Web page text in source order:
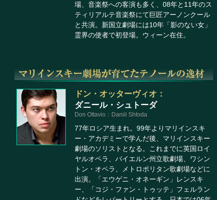
場、音楽祭への客演も多く、08年と11年のス
ティリアルテ音楽祭にて巨匠アーノンクール
と共演。新国立劇場には10年「影のない女」
霊界の使者で初登場。ウィーン在住。
ドン・オッターヴィオ：
ダニール・シュトーダ
Don Ottavio：Daniil Shtoda
77年ロシア生まれ。99年よりマリインスキ
ー・アカデミーで学んだ後、マリインスキー
劇場のソリストとなる。これまでに英国ロイ
ヤルオペラ、バイエルン州立歌劇場、ワシン
トン・オペラ、メトロポリタン歌劇場などに
出演。「エウゲニ・オネーギン」レンスキ
ー、「コジ・ファン・トゥッテ」フェルラン